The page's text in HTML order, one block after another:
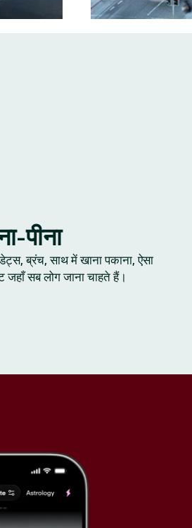
पीना
ब्रंच, साथ में खाना पकाना, ऐसा
जहाँ सब लोग जाना चाहते हैं।